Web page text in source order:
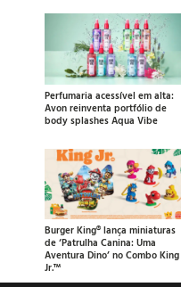
Perfumaria acessível em alta:
Avon reinventa portfólio de
body splashes Aqua Vibe
Burger King® lança miniaturas
de ‘Patrulha Canina: Uma
Aventura Dino’ no Combo King
Jr.™